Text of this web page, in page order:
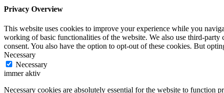
Privacy Overview
This website uses cookies to improve your experience while you
working of basic functionalities of the website. We also use third-
consent. You also have the option to opt-out of these cookies. But
Necessary
Necessary
immer aktiv
Necessary cookies are absolutely essential for the website to function